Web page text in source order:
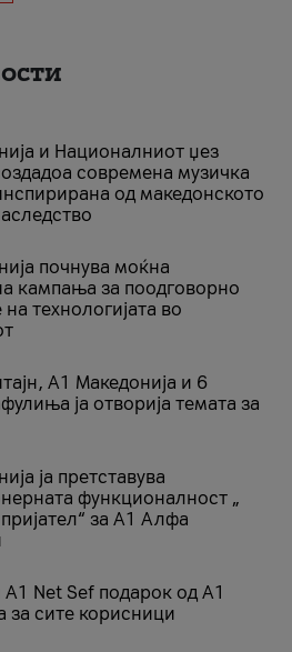
и Националниот џез
современа музичка
од македонското
почнува моќна
кампања за поодговорно
технологијата во
A1 Македонија и 6
ја отворија темата за
ја претставува
функционалност „
за А1 Алфа
Net Sеf подарок од А1
за сите корисници